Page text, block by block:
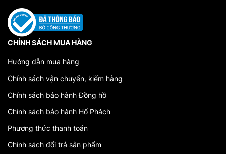
CHÍNH SÁCH MUA HÀNG
Hướng dẫn mua hàng
Chính sách vận chuyển, kiểm hàng
Chính sách bảo hành Đồng hồ
Chính sách bảo hành Hổ Phách
Phương thức thanh toán
Chính sách đổi trả sản phẩm